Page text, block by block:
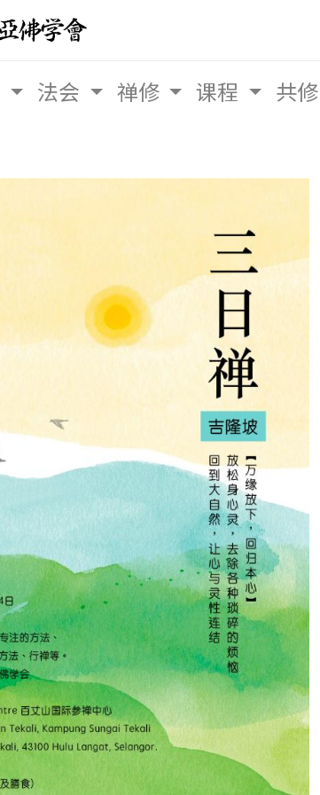
法会 禅修 课程 共修